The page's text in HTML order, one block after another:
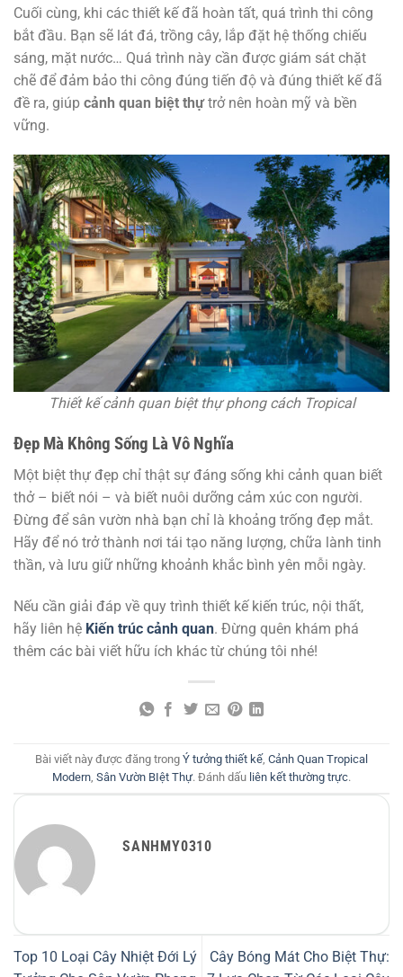
Cuối cùng, khi các thiết kế đã hoàn tất, quá trình thi công
bắt đầu. Bạn sẽ lát đá, trồng cây, lắp đặt hệ thống chiếu
sáng, mặt nước… Quá trình này cần được giám sát chặt
chẽ để đảm bảo thi công đúng tiến độ và đúng thiết kế đã
đề ra, giúp cảnh quan biệt thựtrở nên hoàn mỹ và bền
vững.
Thiết kế cảnh quan biệt thự phong cách Tropical
Đẹp Mà Không Sống Là Vô Nghĩa
Một biệt thự đẹp chỉ thật sự đáng sống khi cảnh quan biết
thở – biết nói – và biết nuôi dưỡng cảm xúc con người.
Đừng để sân vườn nhà bạn chỉ là khoảng trống đẹp mắt.
Hãy để nó trở thành nơi tái tạo năng lượng, chữa lành tinh
thần, và lưu giữ những khoảnh khắc bình yên mỗi ngày.
Nếu cần giải đáp về quy trình thiết kế kiến trúc, nội thất,
hãy liên hệ Kiến trúc cảnh quan. Đừng quên khám phá
thêm các bài viết hữu ích khác từ chúng tôi nhé!
Bài viết này được đăng trong Ý tưởng thiết kế, Cảnh Quan Tropical
Modern Sân Vườn BIệt Thự. Đánh dấu liên kết thường trực.
SANHMY0310
Top 10 Loại Cây Nhiệt Đới Lý
Cây Bóng Mát Cho Biệt Thự: